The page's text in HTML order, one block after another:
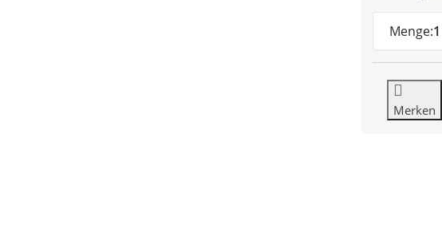
Menge:1
Merken